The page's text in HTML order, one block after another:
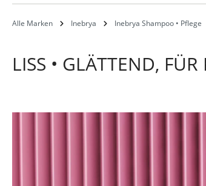
Alle Marken Inebrya Inebrya Shampoo • Pflege
LISS • GLÄTTEND,